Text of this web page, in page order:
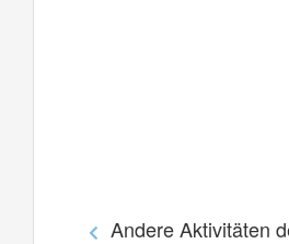
Andere Aktivitäten